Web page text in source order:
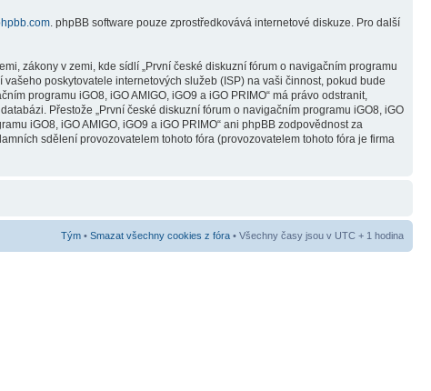
. phpBB software pouze zprostředkovává internetové diskuze. Pro další
zákony v zemi, kde sídlí „První české diskuzní fórum o navigačním programu
poskytovatele internetových služeb (ISP) na vaši činnost, pokud bude
programu iGO8, iGO AMIGO, iGO9 a iGO PRIMO“ má právo odstranit,
Přestože „První české diskuzní fórum o navigačním programu iGO8, iGO
iGO8, iGO AMIGO, iGO9 a iGO PRIMO“ ani phpBB zodpovědnost za
sdělení provozovatelem tohoto fóra (provozovatelem tohoto fóra je firma
Tým • Smazat všechny cookies z fóra • Všechny časy jsou v UTC + 1 hodina